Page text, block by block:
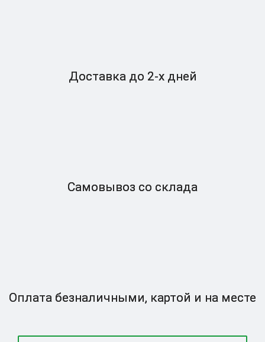
Доставка до 2-x дней
Самовывоз со склада
Оплата безналичными, картой и на месте